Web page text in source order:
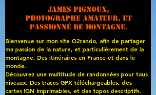
James PIGNOUX,
photographe amateur, et
passionné de montagne.
Bienvenue sur mon site O2rando, afin de partager
ma passion de la nature, et particulièrement de la
montagne. Des itinéraires en France et dans le
monde.
Découvrez une multitude de randonnées pour tous
niveaux. Des traces GPX téléchargeables, des
cartes IGN imprimables, et des topos descriptifs.